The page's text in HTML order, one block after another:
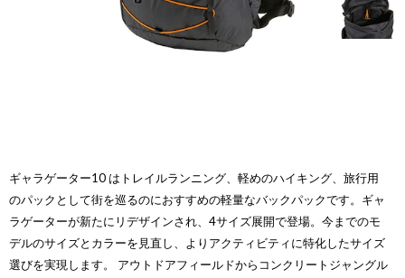
ギャラゲーター10 はトレイルランニング、軽めのハイキング、旅行用
のパックとして街を巡るのにおすすめの軽量なバックパックです。ギャ
ラゲーターが新たにリデザインされ、4サイズ展開で登場。今までのモ
デルのサイズとカラーを見直し、よりアクティビティに特化したサイズ
選びを実現します。 アウトドアフィールドからコンクリートジャングル